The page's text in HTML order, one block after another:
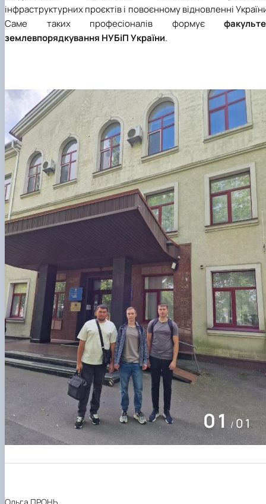
інфраструктурних проєктів і повоєнному відновленні
Саме таких професіоналів формує
землевпорядкування НУБіП України.
01 / 01